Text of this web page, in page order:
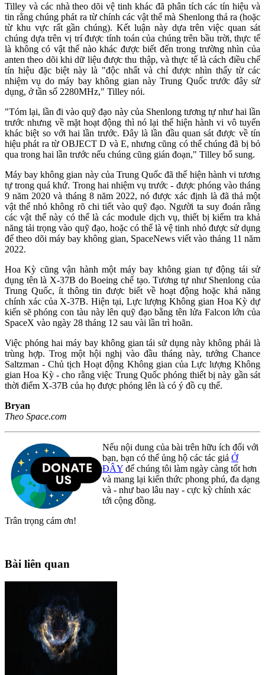
Tilley và các nhà theo dõi vệ tinh khác đã phân tích các tín hiệu và
tin rằng chúng phát ra từ chính các vật thể mà Shenlong thả ra (hoặc
từ khu vực rất gần chúng). Kết luận này dựa trên việc quan sát
chúng dựa trên vị trí được tính toán của chúng trên bầu trời, thực tế
là không có vật thể nào khác được biết đến trong trường nhìn của
anten theo dõi khi dữ liệu được thu thập, và thực tế là cách điều chế
tín hiệu đặc biệt này là "độc nhất và chỉ được nhìn thấy từ các
nhiệm vụ do máy bay không gian này Trung Quốc trước đây sử
dụng, ở tần số 2280MHz," Tilley nói.
"Tóm lại, lần đi vào quỹ đạo này của Shenlong tương tự như hai lần
trước nhưng về mặt hoạt động thì nó lại thể hiện hành vi vô tuyến
khác biệt so với hai lần trước. Đây là lần đầu quan sát được về tín
hiệu phát ra từ OBJECT D và E, nhưng cũng có thể chúng đã bị bỏ
qua trong hai lần trước nếu chúng cũng gián đoạn," Tilley bổ sung.
Máy bay không gian này của Trung Quốc đã thể hiện hành vi tương
tự trong quá khứ. Trong hai nhiệm vụ trước - được phóng vào tháng
9 năm 2020 và tháng 8 năm 2022, nó được xác định là đã thả một
vật thể nhỏ không rõ chi tiết vào quỹ đạo. Người ta suy đoán rằng
các vật thể này có thể là các module dịch vụ, thiết bị kiểm tra khả
năng tải trọng vào quỹ đạo, hoặc có thể là vệ tinh nhỏ được sử dụng
để theo dõi máy bay không gian, SpaceNews viết vào tháng 11 năm
2022.
Hoa Kỳ cũng vận hành một máy bay không gian tự động tái sử
dụng tên là X-37B do Boeing chế tạo. Tương tự như Shenlong của
Trung Quốc, ít thông tin được biết về hoạt động hoặc khả năng
chính xác của X-37B. Hiện tại, Lực lượng Không gian Hoa Kỳ dự
kiến sẽ phóng con tàu này lên quỹ đạo bằng tên lửa Falcon lớn của
SpaceX vào ngày 28 tháng 12 sau vài lần trì hoãn.
Việc phóng hai máy bay không gian tái sử dụng này không phải là
trùng hợp. Trog một hội nghị vào đầu tháng này, tướng Chance
Saltzman - Chủ tịch Hoạt động Không gian của Lực lượng Không
gian Hoa Kỳ - cho rằng việc Trung Quốc phóng thiết bị này gần sát
thời điểm X-37B của họ được phóng lên là có ý đồ cụ thể.
Bryan
Theo Space.com
Nếu nội dung của bài trên hữu ích đối với
bạn, bạn có thể ủng hộ các tác giả Ở
ĐÂY để chúng tôi làm ngày càng tốt hơn
và mang lại kiến thức phong phú, đa dạng
và - như bao lâu nay - cực kỳ chính xác
tới cộng đồng.
Trân trọng cám ơn!
Bài liên quan